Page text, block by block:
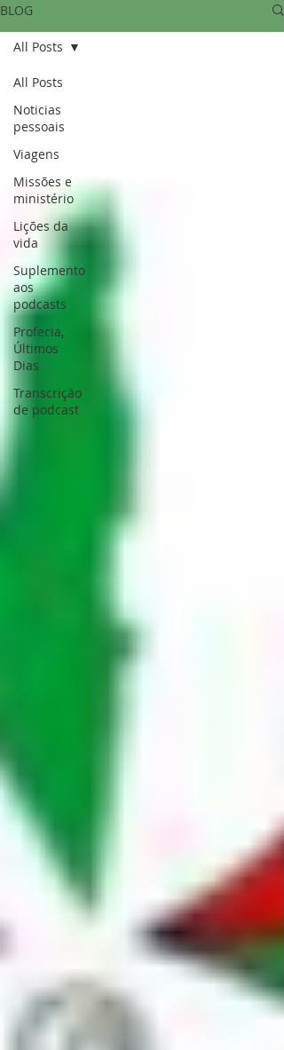
BLOG
All Posts
Noticias
pessoais
Viagens
Missões e
ministério
Lições da
vida
Suplemento
aos
podcasts
Profecia,
Últimos
Dias
Transcrição
de podcast
All Posts